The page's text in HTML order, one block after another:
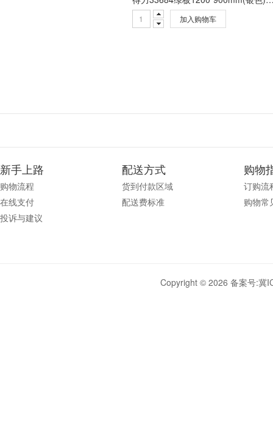
加入购物车
新手上路
购物流程
在线支付
投诉与建议
配送方式
货到付款区域
配送费标准
购物
订购流
购物常
Copyright © 2026 备案号:冀